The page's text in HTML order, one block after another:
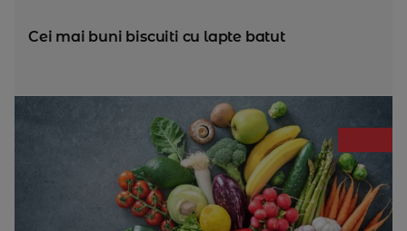
Cei mai buni biscuiti cu lapte batut